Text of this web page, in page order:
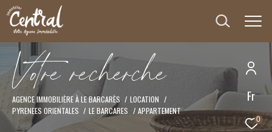
Fr
0
Votrerecherche
AGENCE IMMOBILIÈRE À LE BARCARÈS
LOCATION
PYRENEES ORIENTALES
LE BARCARES APPARTEMENT
Effectuer une recherche
et trouver le bien qui correspond à vos critères